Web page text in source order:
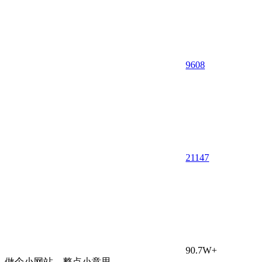
9608
21147
90.7W+